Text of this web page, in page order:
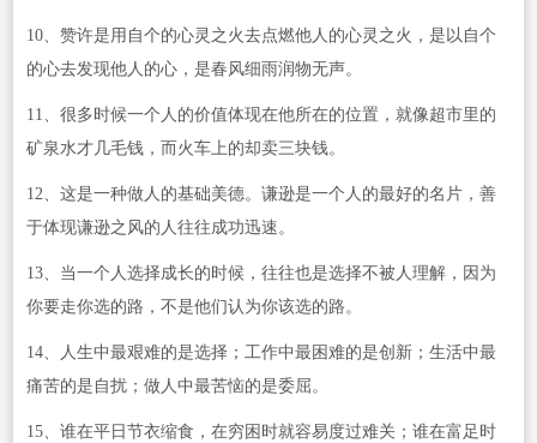
10、赞许是用自个的心灵之火去点燃他人的心灵之火，是以自个
的心去发现他人的心，是春风细雨润物无声。
11、很多时候一个人的价值体现在他所在的位置，就像超市里的
矿泉水才几毛钱，而火车上的却卖三块钱。
12、这是一种做人的基础美德。谦逊是一个人的最好的名片，善
于体现谦逊之风的人往往成功迅速。
13、当一个人选择成长的时候，往往也是选择不被人理解，因为
你要走你选的路，不是他们认为你该选的路。
14、人生中最艰难的是选择；工作中最困难的是创新；生活中最
痛苦的是自扰；做人中最苦恼的是委屈。
15、谁在平日节衣缩食，在穷困时就容易度过难关；谁在富足时